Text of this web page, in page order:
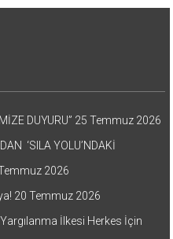
DUYURU” 25 Temmuz 2026
‘SILA YOLU’NDAKİ
2026
20 Temmuz 2026
İlkesi Herkes İçin